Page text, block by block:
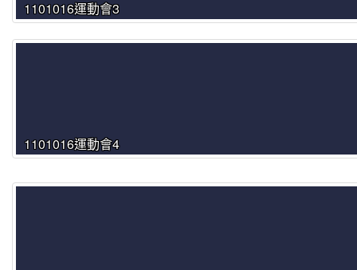
1101016運動會3
1101016運動會4